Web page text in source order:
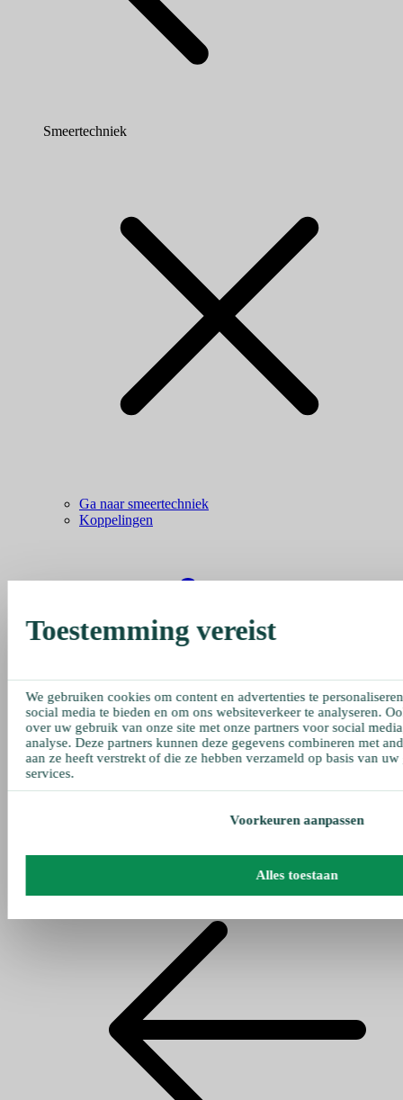
Smeertechniek
Ga naar smeertechniek
Koppelingen
Toestemming vereist
We gebruiken cookies om content en advertenties te
social media te bieden en om ons websiteverkeer te analyseren.
over uw gebruik van onze site met onze partners voor social
analyse. Deze partners kunnen deze gegevens combineren met
aan ze heeft verstrekt of die ze hebben verzameld op basis van
services.
Voorkeuren aanpassen
Alles toestaan